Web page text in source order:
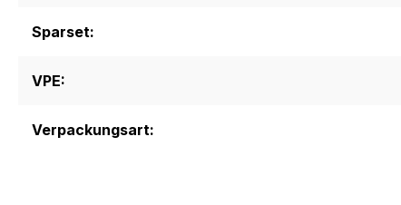
Sparset:
VPE:
Verpackungsart: